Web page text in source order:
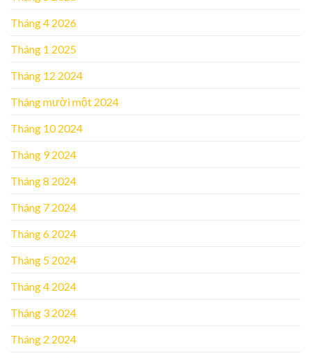
Tháng 4 2026
Tháng 1 2025
Tháng 12 2024
Tháng mười một 2024
Tháng 10 2024
Tháng 9 2024
Tháng 8 2024
Tháng 7 2024
Tháng 6 2024
Tháng 5 2024
Tháng 4 2024
Tháng 3 2024
Tháng 2 2024